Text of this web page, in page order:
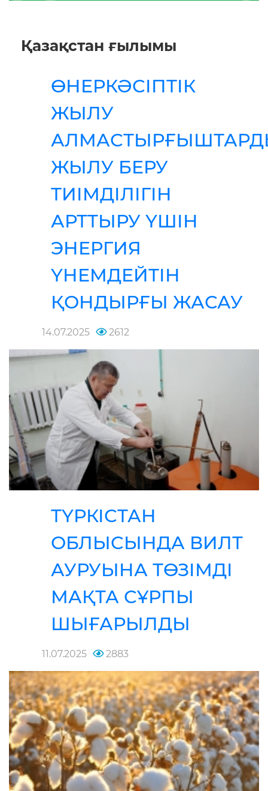
Қазақстан ғылымы
ӨНЕРКӘСІПТІК
ЖЫЛУ
ЖЫЛУ БЕРУ
ТИІМДІЛІГІН
АРТТЫРУ ҮШІН
ЭНЕРГИЯ
ҮНЕМДЕЙТІН
ҚОНДЫРҒЫ ЖАСАУ
14.07.2025 2612
ТҮРКІСТАН
ОБЛЫСЫНДА ВИЛТ
АУРУЫНА ТӨЗІМДІ
МАҚТА СҰРПЫ
ШЫҒАРЫЛДЫ
11.07.2025 2883